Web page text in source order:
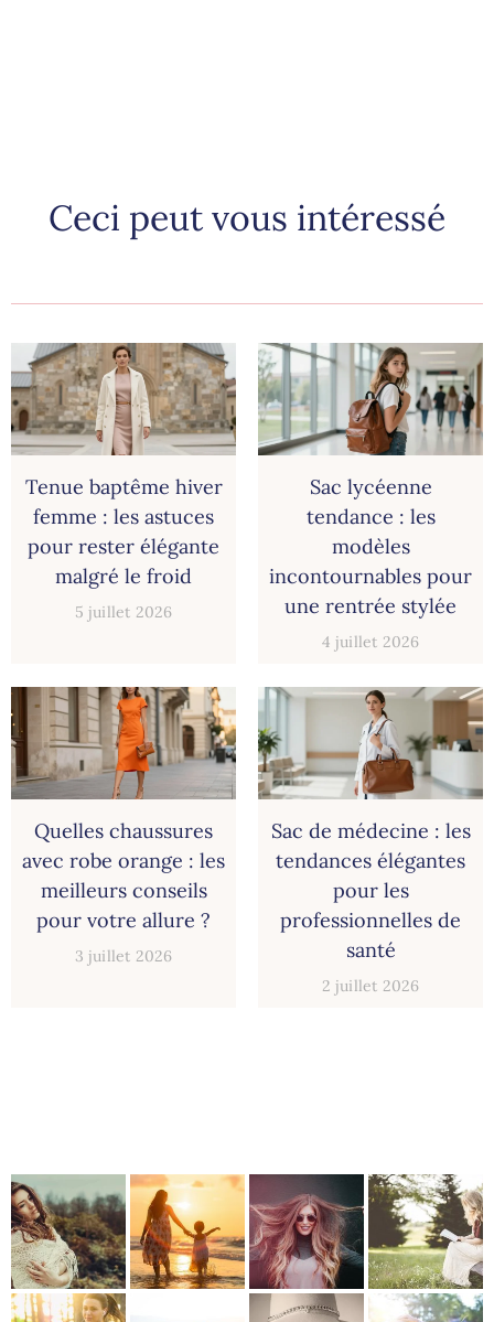
Ceci peut vous intéressé
Tenue baptême hiver
femme : les astuces
pour rester élégante
malgré le froid
5 juillet 2026
Sac lycéenne
tendance : les
modèles
incontournables pour
une rentrée stylée
4 juillet 2026
Quelles chaussures
avec robe orange : les
meilleurs conseils
pour votre allure ?
3 juillet 2026
Sac de médecine : les
tendances élégantes
pour les
professionnelles de
santé
2 juillet 2026